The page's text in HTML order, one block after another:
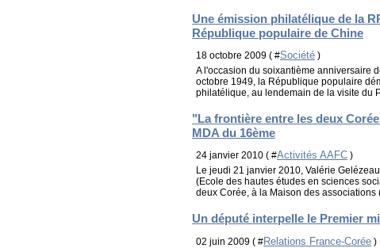
Une émission philatélique de la
République populaire de Chine
18 octobre 2009 ( #Société )
A l'occasion du soixantième anniversaire
octobre 1949, la République populaire
philatélique, au lendemain de la visite du
"La frontière entre les deux
MDA du 16ème
24 janvier 2010 ( #Activités AAFC )
Le jeudi 21 janvier 2010, Valérie
(Ecole des hautes études en sciences
deux Corée, à la Maison des associations
Un député interpelle le Premier
02 juin 2009 ( #Relations France-Corée )